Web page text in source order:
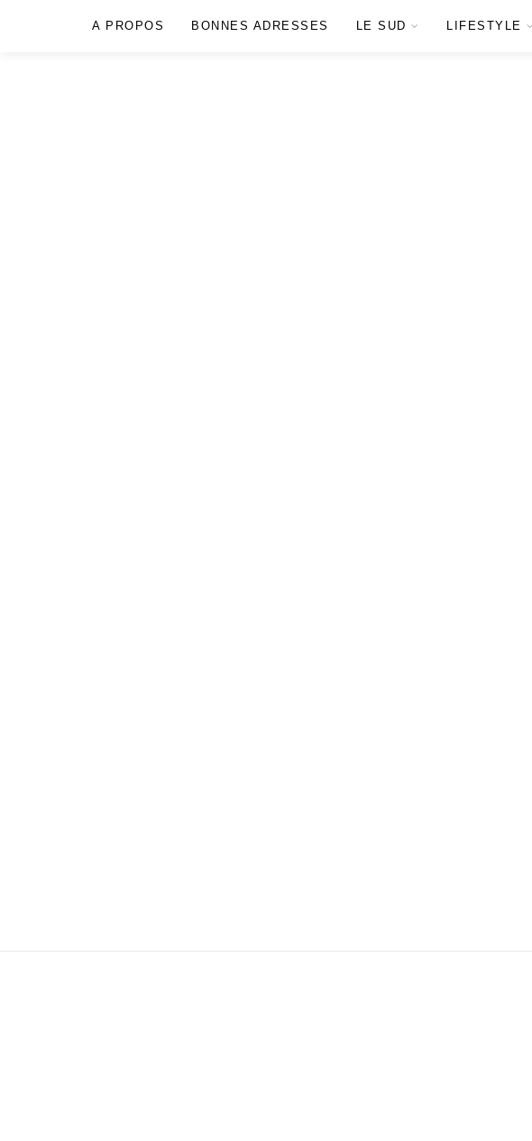
A PROPOS BONNES ADRESSES LE SUD LIFESTYLE